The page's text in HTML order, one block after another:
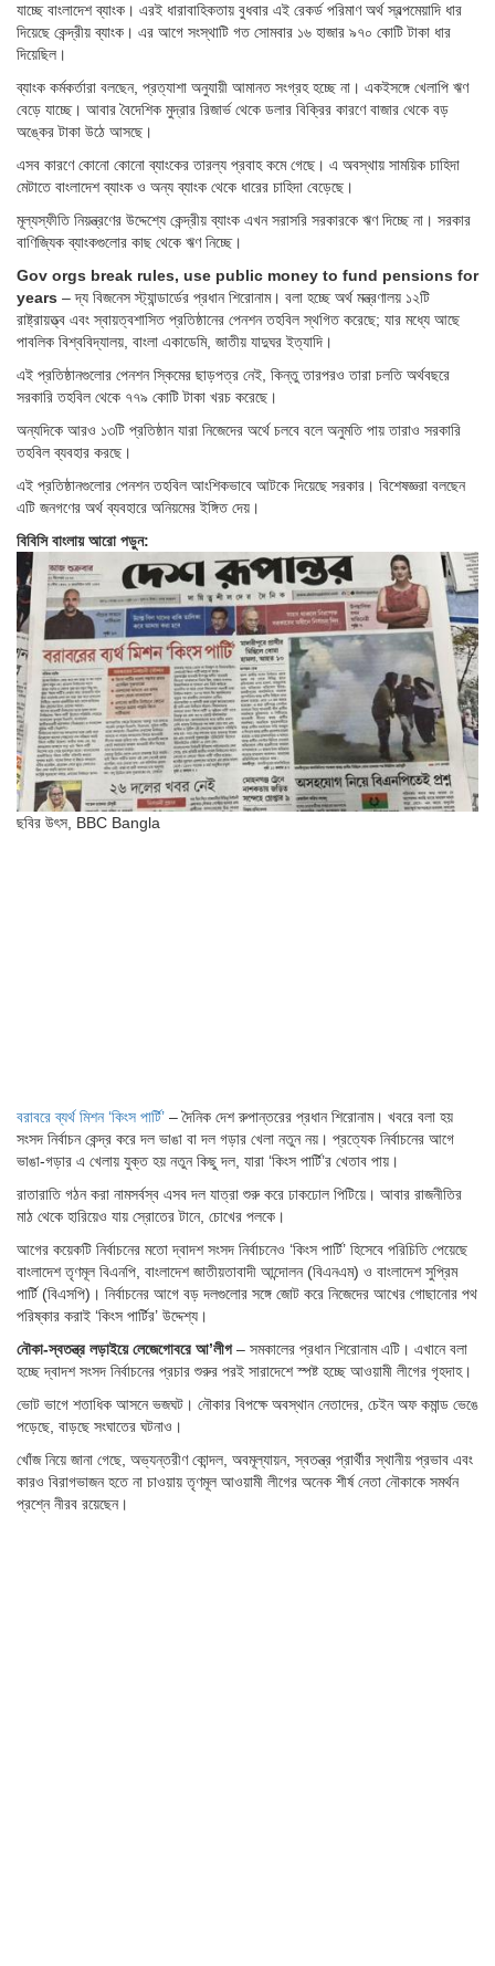
যাচ্ছে বাংলাদেশ ব্যাংক। এরই ধারাবাহিকতায় বুধবার এই রেকর্ড পরিমাণ অর্থ স্বল্পমেয়াদি ধার
দিয়েছে কেন্দ্রীয় ব্যাংক। এর আগে সংস্থাটি গত সোমবার ১৬ হাজার ৯৭০ কোটি টাকা ধার
দিয়েছিল।
ব্যাংক কর্মকর্তারা বলছেন, প্রত্যাশা অনুযায়ী আমানত সংগ্রহ হচ্ছে না। একইসঙ্গে খেলাপি ঋণ
বেড়ে যাচ্ছে। আবার বৈদেশিক মুদ্রার রিজার্ভ থেকে ডলার বিক্রির কারণে বাজার থেকে বড়
অঙ্কের টাকা উঠে আসছে।
এসব কারণে কোনো কোনো ব্যাংকের তারল্য প্রবাহ কমে গেছে। এ অবস্থায় সাময়িক চাহিদা
মেটাতে বাংলাদেশ ব্যাংক ও অন্য ব্যাংক থেকে ধারের চাহিদা বেড়েছে।
মূল্যস্ফীতি নিয়ন্ত্রণের উদ্দেশ্যে কেন্দ্রীয় ব্যাংক এখন সরাসরি সরকারকে ঋণ দিচ্ছে না। সরকার
বাণিজ্যিক ব্যাংকগুলোর কাছ থেকে ঋণ নিচ্ছে।
Gov orgs break rules, use public money to fund pensions for
years – দ্য বিজনেস স্ট্যান্ডার্ডের প্রধান শিরোনাম। বলা হচ্ছে অর্থ মন্ত্রণালয় ১২টি
রাষ্ট্রায়ত্ত্ব এবং স্বায়ত্বশাসিত প্রতিষ্ঠানের পেনশন তহবিল স্থগিত করেছে; যার মধ্যে আছে
পাবলিক বিশ্ববিদ্যালয়, বাংলা একাডেমি, জাতীয় যাদুঘর ইত্যাদি।
এই প্রতিষ্ঠানগুলোর পেনশন স্কিমের ছাড়পত্র নেই, কিন্তু তারপরও তারা চলতি অর্থবছরে
সরকারি তহবিল থেকে ৭৭৯ কোটি টাকা খরচ করেছে।
অন্যদিকে আরও ১৩টি প্রতিষ্ঠান যারা নিজেদের অর্থে চলবে বলে অনুমতি পায় তারাও সরকারি
তহবিল ব্যবহার করছে।
এই প্রতিষ্ঠানগুলোর পেনশন তহবিল আংশিকভাবে আটকে দিয়েছে সরকার। বিশেষজ্ঞরা বলছেন
এটি জনগণের অর্থ ব্যবহারে অনিয়মের ইঙ্গিত দেয়।
বিবিসি বাংলায় আরো পড়ুন:
ছবির উৎস, BBC Bangla
বরাবরে ব্যর্থ মিশন ‘কিংস পার্টি’ – দৈনিক দেশ রুপান্তরের প্রধান শিরোনাম। খবরে বলা হয়
সংসদ নির্বাচন কেন্দ্র করে দল ভাঙা বা দল গড়ার খেলা নতুন নয়। প্রত্যেক নির্বাচনের আগে
ভাঙা-গড়ার এ খেলায় যুক্ত হয় নতুন কিছু দল, যারা ‘কিংস পার্টি’র খেতাব পায়।
রাতারাতি গঠন করা নামসর্বস্ব এসব দল যাত্রা শুরু করে ঢাকঢোল পিটিয়ে। আবার রাজনীতির
মাঠ থেকে হারিয়েও যায় স্রোতের টানে, চোখের পলকে।
আগের কয়েকটি নির্বাচনের মতো দ্বাদশ সংসদ নির্বাচনেও ‘কিংস পার্টি’ হিসেবে পরিচিতি পেয়েছে
বাংলাদেশ তৃণমূল বিএনপি, বাংলাদেশ জাতীয়তাবাদী আন্দোলন (বিএনএম) ও বাংলাদেশ সুপ্রিম
পার্টি (বিএসপি)। নির্বাচনের আগে বড় দলগুলোর সঙ্গে জোট করে নিজেদের আখের গোছানোর পথ
পরিষ্কার করাই ‘কিংস পার্টির’ উদ্দেশ্য।
নৌকা-স্বতন্ত্র লড়াইয়ে লেজেগোবরে আ’লীগ– সমকালের প্রধান শিরোনাম এটি। এখানে বলা
হচ্ছে দ্বাদশ সংসদ নির্বাচনের প্রচার শুরুর পরই সারাদেশে স্পষ্ট হচ্ছে আওয়ামী লীগের গৃহদাহ।
ভোট ভাগে শতাধিক আসনে ভজঘট। নৌকার বিপক্ষে অবস্থান নেতাদের, চেইন অফ কমান্ড ভেঙে
পড়েছে, বাড়ছে সংঘাতের ঘটনাও।
খোঁজ নিয়ে জানা গেছে, অভ্যন্তরীণ কোন্দল, অবমূল্যায়ন, স্বতন্ত্র প্রার্থীর স্থানীয় প্রভাব এবং
কারও বিরাগভাজন হতে না চাওয়ায় তৃণমূল আওয়ামী লীগের অনেক শীর্ষ নেতা নৌকাকে সমর্থন
প্রশ্নে নীরব রয়েছেন।